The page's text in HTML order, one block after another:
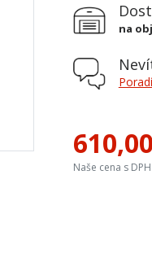
na
Naše cena s DPH